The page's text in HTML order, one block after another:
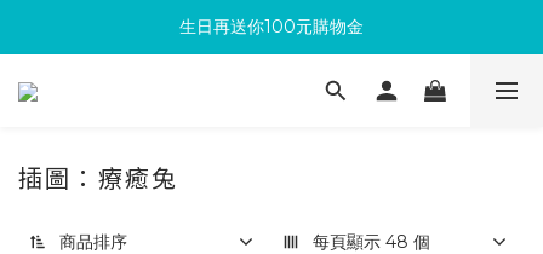
滿300回饋10%購物金
生日再送你100元購物金
加入成為新會員 馬上領取50元購物金
插圖：療癒兔
商品排序 每頁顯示 48 個